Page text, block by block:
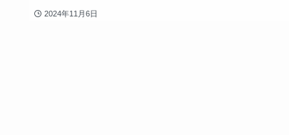
2024年11月6日